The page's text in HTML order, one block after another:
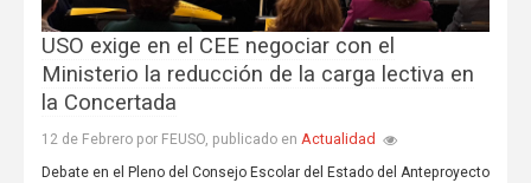
USO exige en el CEE negociar con el
Ministerio la reducción de la carga lectiva en
la Concertada
12 de Febrero por FEUSO, publicado en Actualidad
Debate en el Pleno del Consejo Escolar del Estado del Anteproyecto